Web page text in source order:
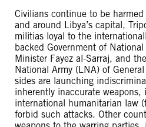
Civilians continue to be
and around Libya’s capital,
militias loyal to the
backed Government of
Minister Fayez al-Sarraj, and
National Army (LNA) of
sides are launching
inherently inaccurate weapons,
international humanitarian law
forbid such attacks. Other